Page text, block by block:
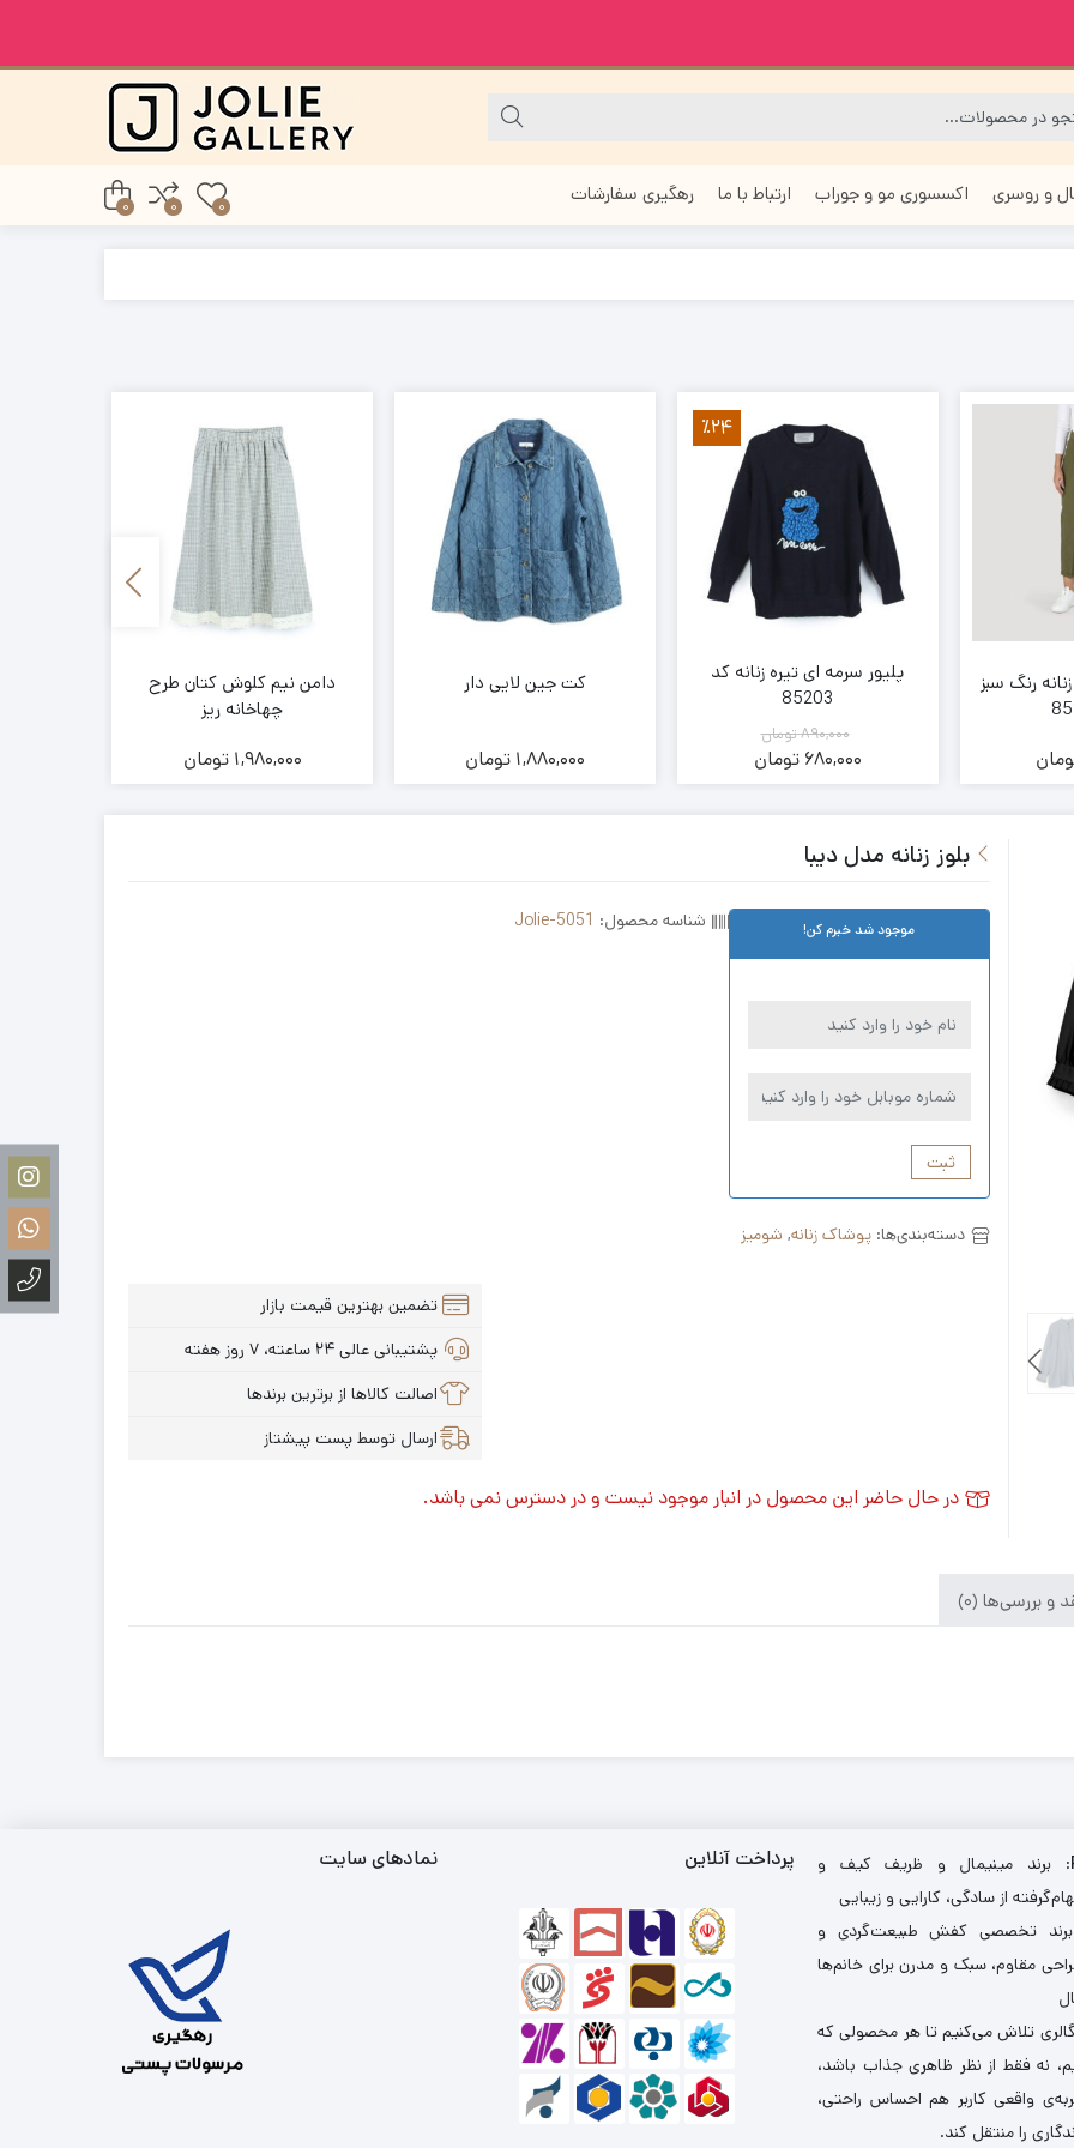
و روسری اکسسوری مو و جوراب ارتباط با ما رهگیری سفارشات
0
0
0
رنگ سبز
٪24
پلیور سرمه ای تیره زنانه کد
85203
890,000تومان
تومان
680,000 تومان
تومان.
کت جین لایی دار
1,880,000 تومان
دامن نیم کلوش کتان طرح
چهاخانه ریز
1,980,000 تومان
بلوز زنانه مدل دیبا
موجود شد خبرم کن!
ثبت
شناسه محصول: Jolie-5051
دسته‌بندی‌ها:پوشاک زنانه, شومیز
تضمین بهترین قیمت بازار
پشتیبانی عالی ۲۴ ساعته، ۷ روز هفته
اصالت کالاها از برترین برندها
ارسال توسط پست پیشتاز
در حال حاضر این محصول در انبار موجود نیست و در دسترس نمی باشد.
و بررسی‌ها (0)
: برند مینیمال و ظریف کیف و
از سادگی، کارایی و زیبایی
تخصصی کفش طبیعت‌گردی و
مقاوم، سبک و مدرن برای خانم‌ها
تلاش می‌کنیم تا هر محصولی که
نه فقط از نظر ظاهری جذاب باشد،
واقعی کاربر هم احساس راحتی،
را منتقل کند.
پرداخت آنلاین نمادهای سایت